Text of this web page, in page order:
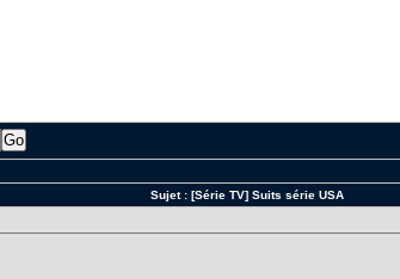
Sujet : [Série TV] Suits série USA